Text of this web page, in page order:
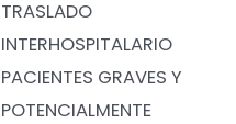
TRASLADO
INTERHOSPITALARIO
PACIENTES GRAVES Y
POTENCIALMENTE